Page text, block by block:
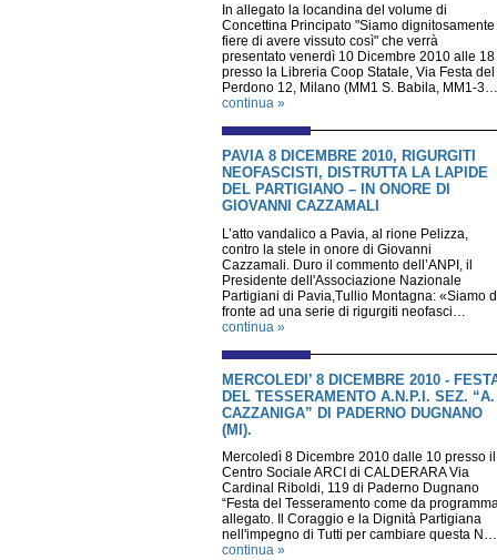
In allegato la locandina del volume di
Concettina Principato "Siamo dignitosamente
fiere di avere vissuto così" che verrà
presentato venerdì 10 Dicembre 2010 alle 18
presso la Libreria Coop Statale, Via Festa del
Perdono 12, Milano (MM1 S. Babila, MM1-3…
continua »
PAVIA 8 DICEMBRE 2010, RIGURGITI
NEOFASCISTI, DISTRUTTA LA LAPIDE
DEL PARTIGIANO – IN ONORE DI
GIOVANNI CAZZAMALI
L’atto vandalico a Pavia, al rione Pelizza,
contro la stele in onore di Giovanni
Cazzamali. Duro il commento dell’ANPI, il
Presidente dell'Associazione Nazionale
Partigiani di Pavia,Tullio Montagna: «Siamo
fronte ad una serie di rigurgiti neofasci…
continua »
MERCOLEDI’ 8 DICEMBRE 2010 -
DEL TESSERAMENTO A.N.P.I. SEZ. “A.
CAZZANIGA” DI PADERNO DUGNANO
(MI).
Mercoledì 8 Dicembre 2010 dalle 10 presso il
Centro Sociale ARCI di CALDERARA Via
Cardinal Riboldi, 119 di Paderno Dugnano
“Festa del Tesseramento come da
allegato. Il Coraggio e la Dignità Partigiana
nell'impegno di Tutti per cambiare questa N…
continua »